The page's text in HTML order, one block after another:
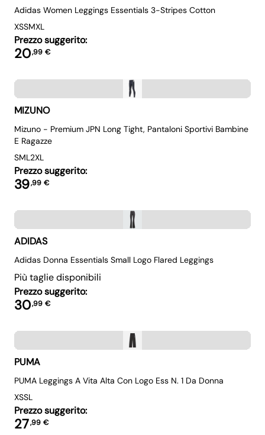
Adidas Women Leggings Essentials 3-Stripes Cotton
XSSMXL
Prezzo suggerito:
20,99 €
MIZUNO
Mizuno - Premium JPN Long Tight, Pantaloni Sportivi Bambine
E Ragazze
SML2XL
Prezzo suggerito:
39,99 €
ADIDAS
Adidas Donna Essentials Small Logo Flared Leggings
Più taglie disponibili
Prezzo suggerito:
30,99 €
PUMA
PUMA Leggings A Vita Alta Con Logo Ess N. 1 Da Donna
XSSL
Prezzo suggerito:
27,99 €